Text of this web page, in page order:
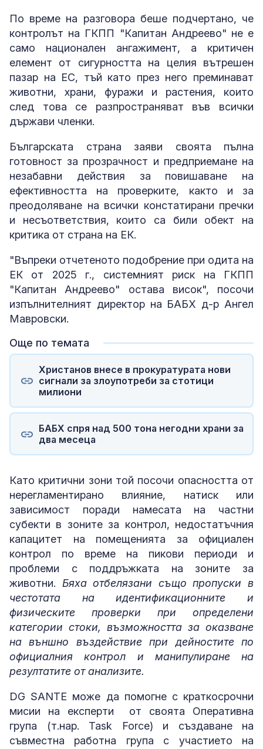
По време на разговора беше подчертано, че
контролът на ГКПП "Капитан Андреево" не е
само национален ангажимент, а критичен
елемент от сигурността на целия вътрешен
пазар на ЕС, тъй като през него преминават
животни, храни, фуражи и растения, които
след това се разпространяват във всички
държави членки.
Българската страна заяви своята пълна
готовност за прозрачност и предприемане на
незабавни действия за повишаване на
ефективността на проверките, както и за
преодоляване на всички констатирани пречки
и несъответствия, които са били обект на
критика от страна на ЕК.
"Въпреки отчетеното подобрение при одита на
ЕК от 2025 г., системният риск на ГКПП
"Капитан Андреево" остава висок", посочи
изпълнителният директор на БАБХ д-р Ангел
Мавровски.
Още по темата
Христанов внесе в прокуратурата нови
сигнали за злоупотреби за стотици
милиони
БАБХ спря над 500 тона негодни храни за
два месеца
Като критични зони той посочи опасността от
нерегламентирано влияние, натиск или
зависимост поради намесата на частни
субекти в зоните за контрол, недостатъчния
капацитет на помещенията за официален
контрол по време на пикови периоди и
проблеми с поддръжката на зоните за
животни. Бяха отбелязани също пропуски в
честотата на идентификационните и
физическите проверки при определени
категории стоки, възможността за оказване
на външно въздействие при дейностите по
официалния контрол и манипулиране на
резултатите от анализите.
DG SANTE може да помогне с краткосрочни
мисии на експерти от своята Оперативна
група (т.нар. Task Force) и създаване на
съвместна работна група с участието на